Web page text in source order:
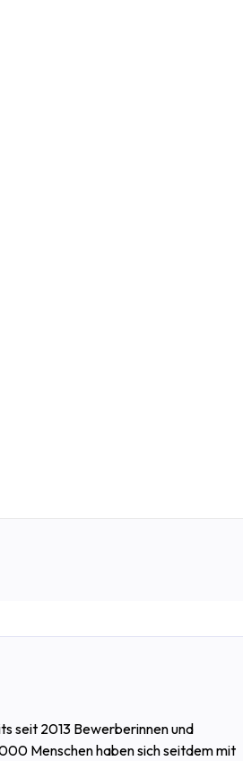
seit 2013 Bewerberinnen und
Menschen haben sich seitdem mit